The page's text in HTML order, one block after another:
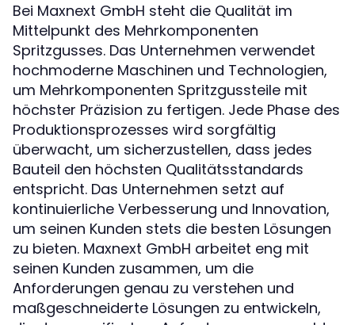
Bei Maxnext GmbH steht die Qualität im
Mittelpunkt des Mehrkomponenten
Spritzgusses. Das Unternehmen verwendet
hochmoderne Maschinen und Technologien,
um Mehrkomponenten Spritzgussteile mit
höchster Präzision zu fertigen. Jede Phase des
Produktionsprozesses wird sorgfältig
überwacht, um sicherzustellen, dass jedes
Bauteil den höchsten Qualitätsstandards
entspricht. Das Unternehmen setzt auf
kontinuierliche Verbesserung und Innovation,
um seinen Kunden stets die besten Lösungen
zu bieten. Maxnext GmbH arbeitet eng mit
seinen Kunden zusammen, um die
Anforderungen genau zu verstehen und
maßgeschneiderte Lösungen zu entwickeln,